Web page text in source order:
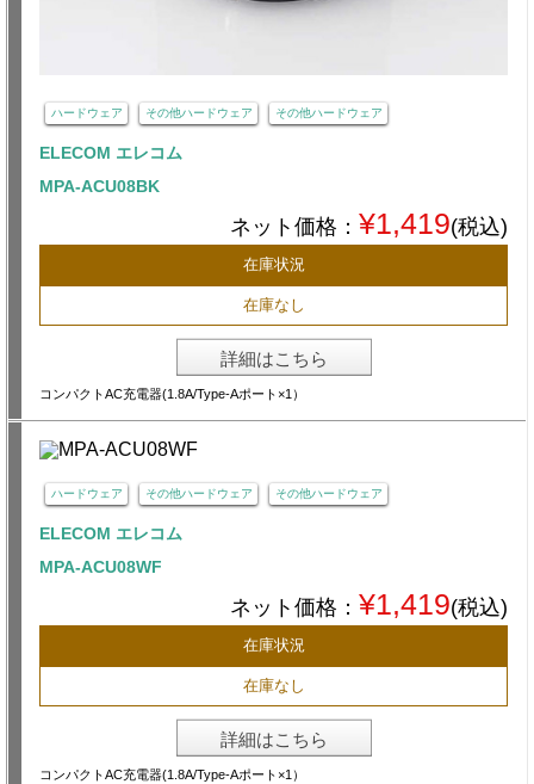
ハードウェア その他ハードウェア その他ハードウェア
ELECOM エレコム
MPA-ACU08BK
ネット価格： ¥1,419(税込)
在庫状況
在庫なし
詳細はこちら
コンパクトAC充電器(1.8A/Type-Aポート×1）
ハードウェア その他ハードウェア その他ハードウェア
ELECOM エレコム
MPA-ACU08WF
ネット価格： ¥1,419(税込)
在庫状況
在庫なし
詳細はこちら
コンパクトAC充電器(1.8A/Type-Aポート×1）